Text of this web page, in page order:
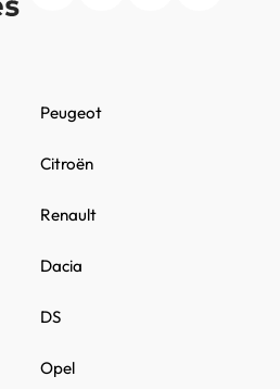
Peugeot
DS
Citroën
Opel
Renault
Dacia